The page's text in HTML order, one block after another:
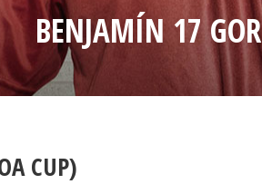
BENJAMÍN 17
CUP)